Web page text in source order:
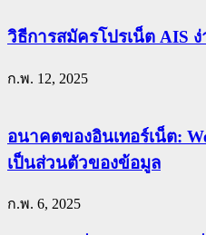
วิธีการสมัครโปรเน็ต AIS ง่
ก.พ. 12, 2025
อนาคตของอินเทอร์เน็ต:
เป็นส่วนตัวของข้อมูล
ก.พ. 6, 2025